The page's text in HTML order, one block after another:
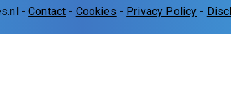
-Contact - Cookies - Privacy Policy -